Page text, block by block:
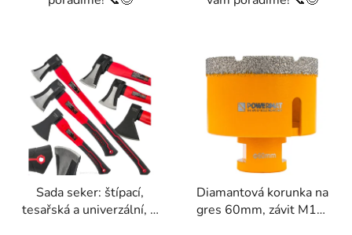
Sada seker: štípací,
tesařská a univerzální, 3
Diamantová korunka na
gres 60mm, závit M14,